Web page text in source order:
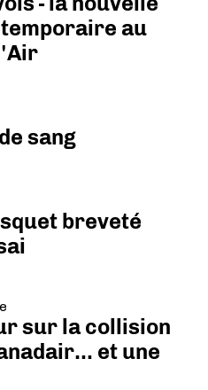
au
sang
breveté
sur la collision
et une